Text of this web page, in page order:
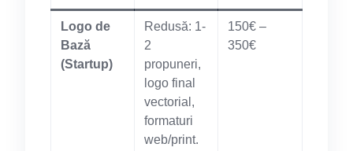
Logo de
Bază
(Startup)
Redusă: 1-
2
propuneri,
logo final
vectorial,
formaturi
web/print.
150€ –
350€